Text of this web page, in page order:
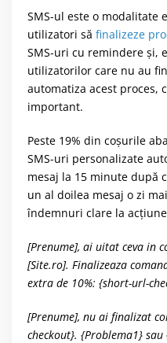
SMS-ul este o modalitate
utilizatori să finalizeze
SMS-uri cu remindere și,
utilizatorilor care nu au
automatiza acest proces,
important.
Peste 19% din coșurile
SMS-uri personalizate
mesaj la 15 minute după
un al doilea mesaj o zi
îndemnuri clare la
[Prenume], ai uitat ceva in
[Site.ro]. Finalizeaza
extra de 10%: {short-url-
[Prenume], nu ai finalizat
checkout}. {Problema1}